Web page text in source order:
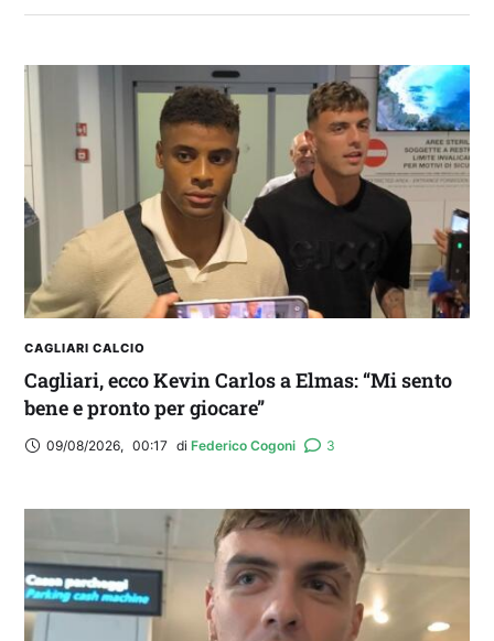
2° TROFEO RIVA | IL POST-PARTITA: commenta
con noi il match tra Cagliari e Nizza
CAGLIARI CALCIO
Cagliari, ecco Kevin Carlos a Elmas: “Mi sento
bene e pronto per giocare”
09/08/2026, 00:17 di Federico Cogoni 3